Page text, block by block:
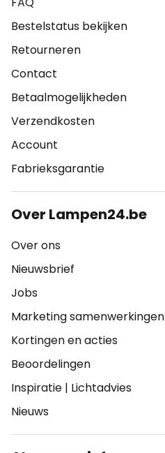
Bestelstatus bekijken
Retourneren
Contact
Betaalmogelijkheden
Verzendkosten
Account
Fabrieksgarantie
Over Lampen24.be
Over ons
Nieuwsbrief
Jobs
Marketing samenwerkingen
Kortingen en acties
Beoordelingen
Inspiratie | Lichtadvies
Nieuws